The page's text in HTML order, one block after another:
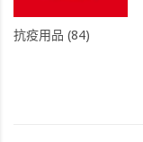
抗疫用品 (84)